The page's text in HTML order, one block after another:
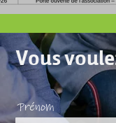
Vous
Prénom